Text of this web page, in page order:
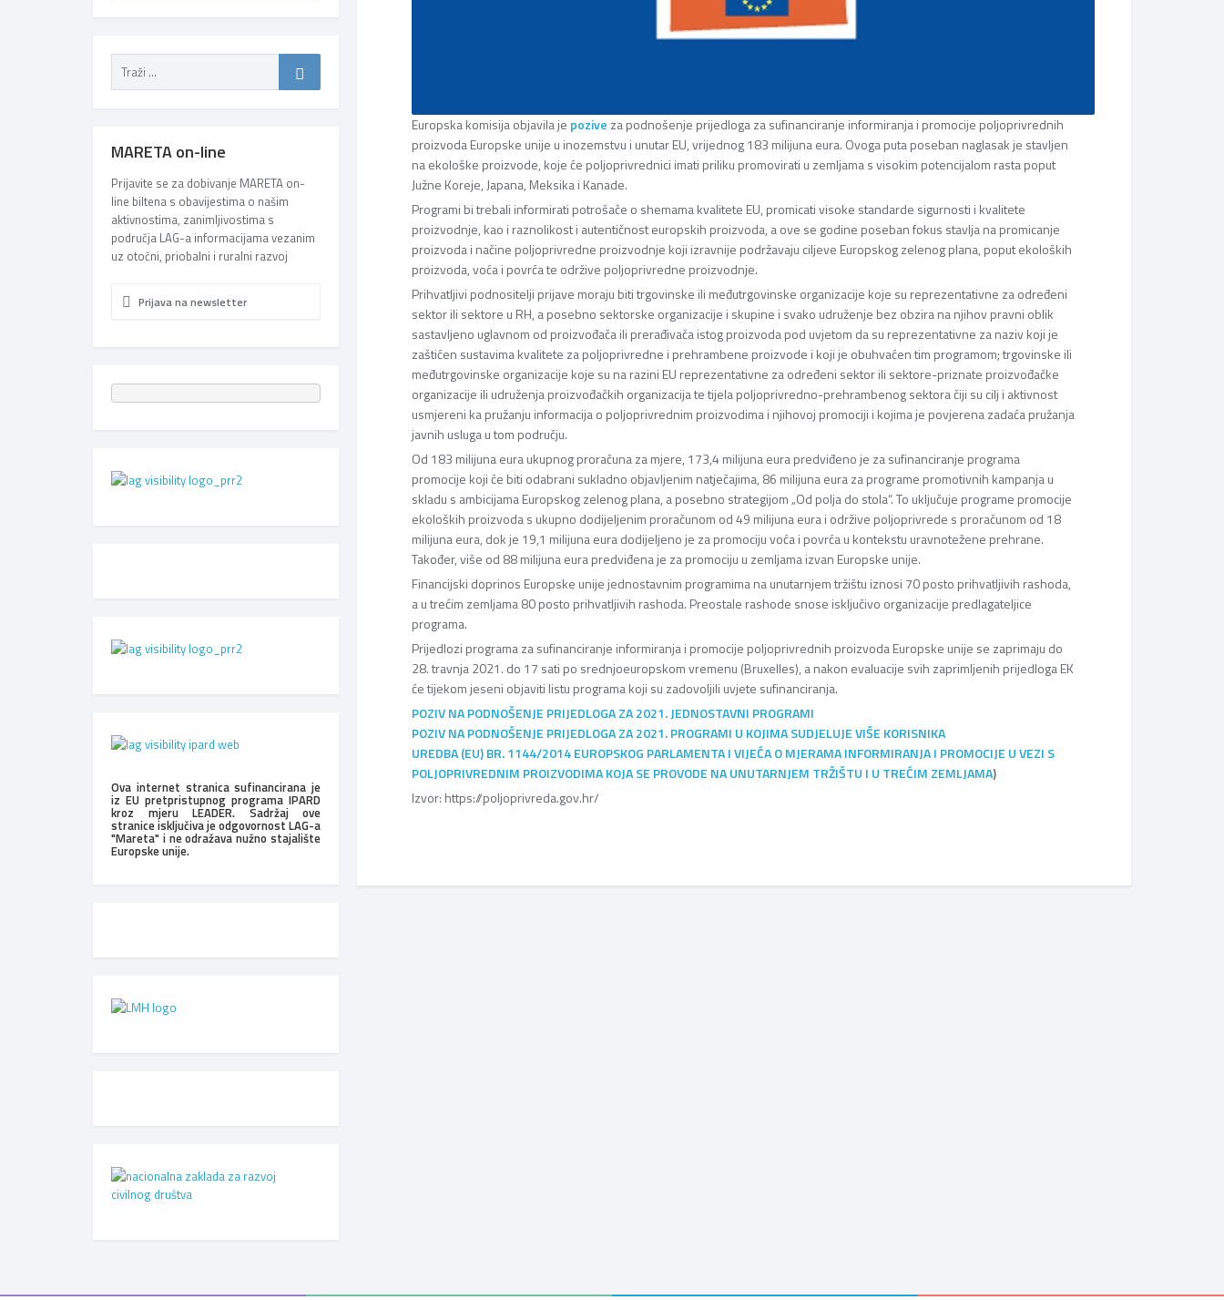
Europska komisija objavila je pozive za podnošenje prijedloga za sufinanciranje informiranja i promocije poljoprivrednih
proizvoda Europske unije u inozemstvu i unutar EU, vrijednog 183 milijuna eura. Ovoga puta poseban naglasak je stavljen
na ekološke proizvode, koje će poljoprivrednici imati priliku promovirati u zemljama s visokim potencijalom rasta poput
Južne Koreje, Japana, Meksika i Kanade.
Programi bi trebali informirati potrošače o shemama kvalitete EU, promicati visoke standarde sigurnosti i kvalitete
proizvodnje, kao i raznolikost i autentičnost europskih proizvoda, a ove se godine poseban fokus stavlja na promicanje
proizvoda i načine poljoprivredne proizvodnje koji izravnije podržavaju ciljeve Europskog zelenog plana, poput ekoloških
proizvoda, voća i povrća te održive poljoprivredne proizvodnje.
Prihvatljivi podnositelji prijave moraju biti trgovinske ili međutrgovinske organizacije koje su reprezentativne za određeni
sektor ili sektore u RH, a posebno sektorske organizacije i skupine i svako udruženje bez obzira na njihov pravni oblik
sastavljeno uglavnom od proizvođača ili prerađivača istog proizvoda pod uvjetom da su reprezentativne za naziv koji je
zaštićen sustavima kvalitete za poljoprivredne i prehrambene proizvode i koji je obuhvaćen tim programom; trgovinske ili
međutrgovinske organizacije koje su na razini EU reprezentativne za određeni sektor ili sektore-priznate proizvođačke
organizacije ili udruženja proizvođačkih organizacija te tijela poljoprivredno-prehrambenog sektora čiji su cilj i aktivnost
usmjereni ka pružanju informacija o poljoprivrednim proizvodima i njihovoj promociji i kojima je povjerena zadaća pružanja
javnih usluga u tom području.
Od 183 milijuna eura ukupnog proračuna za mjere, 173,4 milijuna eura predviđeno je za sufinanciranje programa
promocije koji će biti odabrani sukladno objavljenim natječajima, 86 milijuna eura za programe promotivnih kampanja u
skladu s ambicijama Europskog zelenog plana, a posebno strategijom „Od polja do stola“. To uključuje programe promocije
ekoloških proizvoda s ukupno dodijeljenim proračunom od 49 milijuna eura i održive poljoprivrede s proračunom od 18
milijuna eura, dok je 19,1 milijuna eura dodijeljeno je za promociju voća i povrća u kontekstu uravnotežene prehrane.
Također, više od 88 milijuna eura predviđena je za promociju u zemljama izvan Europske unije.
Financijski doprinos Europske unije jednostavnim programima na unutarnjem tržištu iznosi 70 posto prihvatljivih rashoda,
a u trećim zemljama 80 posto prihvatljivih rashoda. Preostale rashode snose isključivo organizacije predlagateljice
programa.
Prijedlozi programa za sufinanciranje informiranja i promocije poljoprivrednih proizvoda Europske unije se zaprimaju do
28. travnja 2021. do 17 sati po srednjoeuropskom vremenu (Bruxelles), a nakon evaluacije svih zaprimljenih prijedloga EK
će tijekom jeseni objaviti listu programa koji su zadovoljili uvjete sufinanciranja.
POZIV NA PODNOŠENJE PRIJEDLOGA ZA 2021. JEDNOSTAVNI PROGRAMI
POZIV NA PODNOŠENJE PRIJEDLOGA ZA 2021. PROGRAMI U KOJIMA SUDJELUJE VIŠE KORISNIKA
UREDBA (EU) BR. 1144/2014 EUROPSKOG PARLAMENTA I VIJEĆA O MJERAMA INFORMIRANJA I PROMOCIJE U VEZI S
POLJOPRIVREDNIM PROIZVODIMA KOJA SE PROVODE NA UNUTARNJEM TRŽIŠTU I U TREĆIM ZEMLJAMA)
Izvor: https://poljoprivreda.gov.hr/
MARETA on-line
Prijavite se za dobivanje MARETA on-
line biltena s obavijestima o našim
aktivnostima, zanimljivostima s
područja LAG-a informacijama vezanim
uz otočni, priobalni i ruralni razvoj
Prijava na newsletter
Ova internet stranica sufinancirana je
iz EU pretpristupnog programa IPARD
kroz mjeru LEADER. Sadržaj ove
stranice isključiva je odgovornost LAG-a
"Mareta" i ne odražava nužno stajalište
Europske unije.